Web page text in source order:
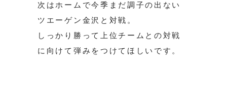
次はホームで今季まだ調子の出ない
ツエーゲン金沢と対戦。
しっかり勝って上位チームとの対戦
に向けて弾みをつけてほしいです。